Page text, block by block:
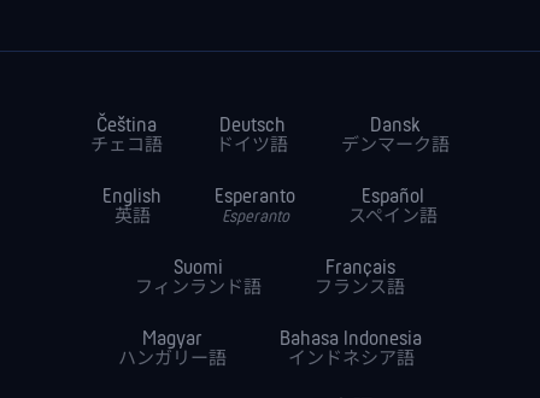
Čeština
チェコ語
Deutsch
ドイツ語
Dansk
デンマーク語
English
英語
Esperanto
Esperanto
Español
スペイン語
Suomi
フィンランド語
Français
フランス語
Magyar
ハンガリー語
Bahasa Indonesia
インドネシア語